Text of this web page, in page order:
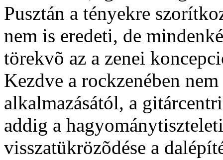
Pusztán a tényekre
nem is eredeti, de
törekvõ az a zenei
Kezdve a rockzenében
alkalmazásától, a
addig a
visszatükrözõdése a